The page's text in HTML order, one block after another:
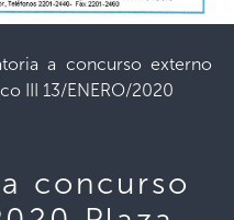
a concurso externo
III 13/ENERO/2020
concurso